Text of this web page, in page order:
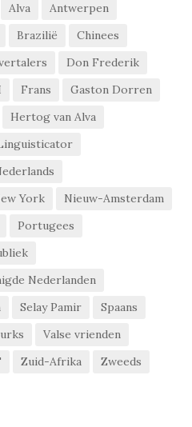
Alva
Antwerpen
Brazilië
Chinees
Don Frederik
Frans
Gaston Dorren
Hertog van Alva
York
Nieuw-Amsterdam
Portugees
Nederlanden
Selay Pamir
Spaans
Valse vrienden
Zuid-Afrika Zweeds